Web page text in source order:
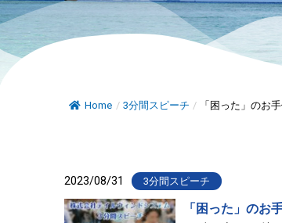
Home / 3分間スピーチ / 「困った」のお
2023/08/31 3分間スピーチ
「困った」のお